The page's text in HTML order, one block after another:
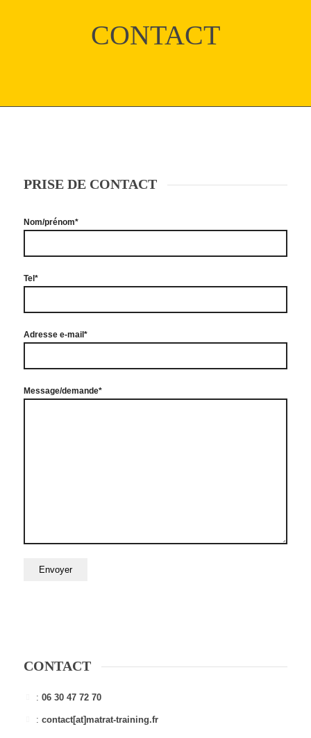
CONTACT
PRISE DE CONTACT
Nom/prénom*
Tel*
Adresse e-mail*
Message/demande*
CONTACT
:06 30 47 72 70
:contact[at]matrat-training.fr